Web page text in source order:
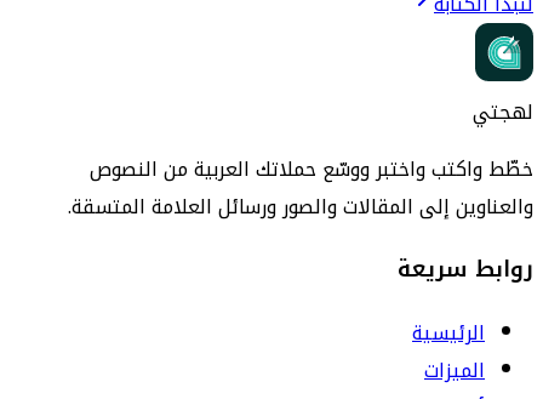
لهجتي
خطّط واكتب واختبر ووسّع حملاتك العربية من النصوص
والعناوين إلى المقالات والصور ورسائل العلامة المتسقة.
روابط سريعة
الرئيسية
الميزات